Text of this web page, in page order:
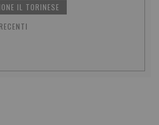
IL TORINESE